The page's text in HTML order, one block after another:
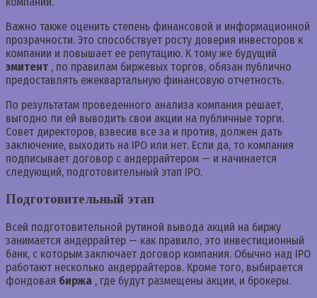
Важно также оценить степень финансовой и информационной
прозрачности. Это способствует росту доверия инвесторов к
компании и повышает ее репутацию. К тому же будущий
эмитент , по правилам биржевых торгов, обязан публично
предоставлять ежеквартальную финансовую отчетность.
По результатам проведенного анализа компания решает,
выгодно ли ей выводить свои акции на публичные торги.
Совет директоров, взвесив все за и против, должен дать
заключение, выходить на IPO или нет. Если да, то компания
подписывает договор с андеррайтером — и начинается
следующий, подготовительный этап IPO.
Подготовительный этап
Всей подготовительной рутиной вывода акций на биржу
занимается андеррайтер — как правило, это инвестиционный
банк, с которым заключает договор компания. Обычно над IPO
работают несколько андеррайтеров. Кроме того, выбирается
фондовая биржа , где будут размещены акции, и брокеры.